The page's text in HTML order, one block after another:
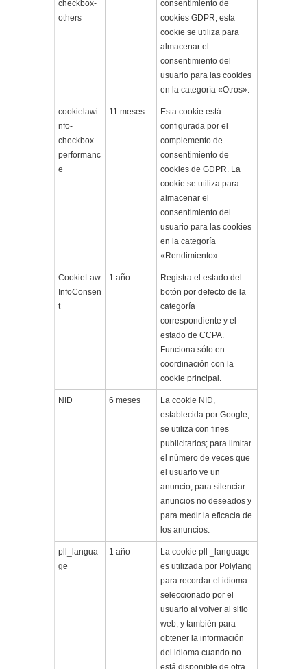
checkbox-
others
consentimiento de
cookies GDPR, esta
cookie se utiliza para
almacenar el
consentimiento del
usuario para las cookies
en la categoría «Otros».
cookielawi
nfo-
checkbox-
performanc
e
11 meses
Esta cookie está
configurada por el
complemento de
consentimiento de
cookies de GDPR. La
cookie se utiliza para
almacenar el
consentimiento del
usuario para las cookies
en la categoría
«Rendimiento».
CookieLaw
InfoConsen
t
1 año
Registra el estado del
botón por defecto de la
categoría
correspondiente y el
estado de CCPA.
Funciona sólo en
coordinación con la
cookie principal.
NID 6 meses
La cookie NID,
establecida por Google,
se utiliza con fines
publicitarios; para limitar
el número de veces que
el usuario ve un
anuncio, para silenciar
anuncios no deseados y
para medir la eficacia de
los anuncios.
pll_langua
ge
1 año
La cookie pll _language
es utilizada por Polylang
para recordar el idioma
seleccionado por el
usuario al volver al sitio
web, y también para
obtener la información
del idioma cuando no
está disponible de otra